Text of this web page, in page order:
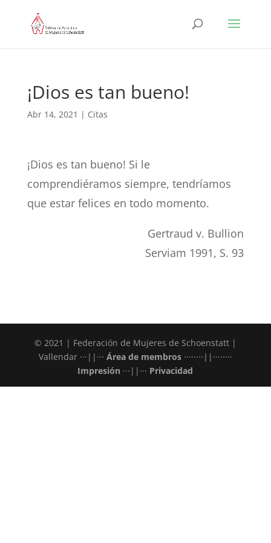
¡Dios es tan bueno!
Abr 14, 2021 | Citas
¡Dios es tan bueno! Si le
comprendiéramos siempre, tendríamos
que estar felices en todo momento.
Gertraud v. Bullion
Serviam 1991, S. 93
© 2021 | Federación de Mujeres de Schoenstatt |
Vallendar ···||··· Área de membros········||········
Impresión ···||··· Privacidad